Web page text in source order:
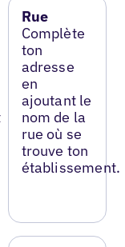
Rue
Complète
ton
adresse
en
ajoutant le
nom de la
rue où se
trouve ton
établissement.